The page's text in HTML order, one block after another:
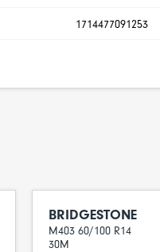
1714477091253
BRIDGESTONE
M403 60/100 R14
30M